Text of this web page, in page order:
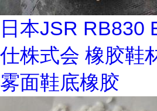
日本JSR RB830
仕株式会 橡胶鞋
雾面鞋底橡胶